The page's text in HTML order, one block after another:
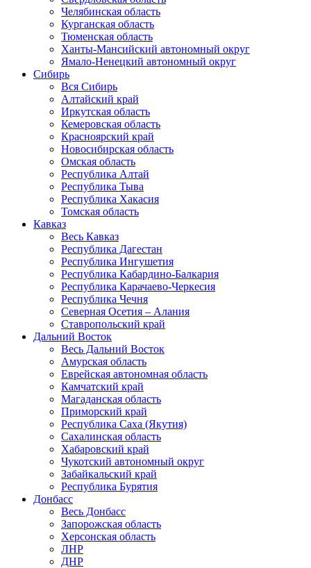
Челябинская область
Курганская область
Тюменская область
Ханты-Мансийский автономный округ
Ямало-Ненецкий автономный округ
Сибирь
Вся Сибирь
Алтайский край
Иркутская область
Кемеровская область
Красноярский край
Новосибирская область
Омская область
Республика Алтай
Республика Тыва
Республика Хакасия
Томская область
Кавказ
Весь Кавказ
Республика Дагестан
Республика Ингушетия
Республика Кабардино-Балкария
Республика Карачаево-Черкесия
Республика Чечня
Северная Осетия – Алания
Ставропольский край
Дальний Восток
Весь Дальний Восток
Амурская область
Еврейская автономная область
Камчатский край
Магаданская область
Приморский край
Республика Саха (Якутия)
Сахалинская область
Хабаровский край
Чукотский автономный округ
Забайкальский край
Республика Бурятия
Донбасс
Весь Донбасс
Запорожская область
Херсонская область
ЛНР
ДНР